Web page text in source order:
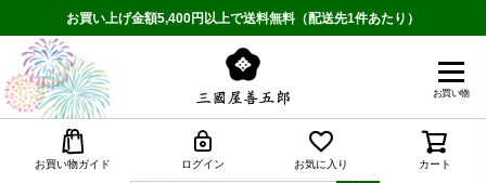
お買い上げ金額5,400円以上で送料無料（配送先1件あたり）
お買い物
お買い物ガイド ログイン お気に入り カート